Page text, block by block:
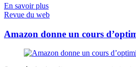
En savoir plus
Revue du web
Amazon donne un cours